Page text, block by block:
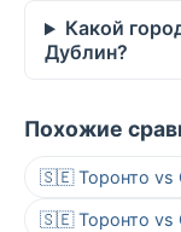
Какой
Дублин?
Похожие
🇸🇪 Торонто vs
🇸🇪 Торонто vs